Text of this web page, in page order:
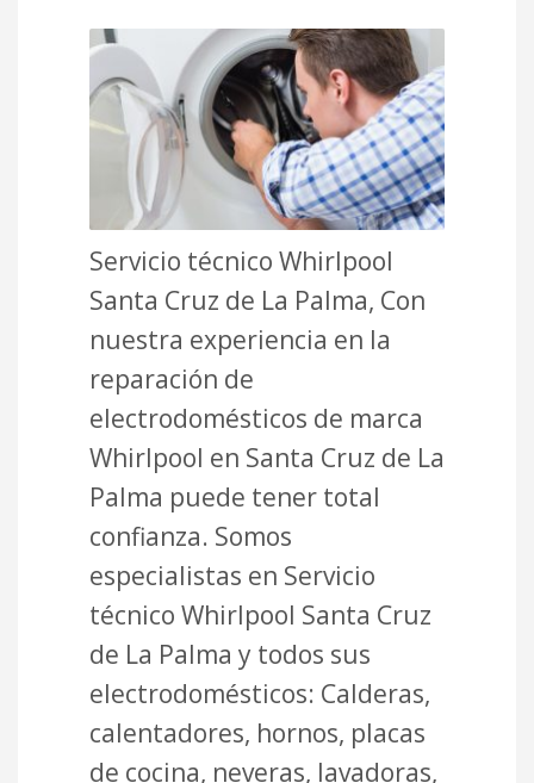
Servicio técnico Whirlpool
Santa Cruz de La Palma, Con
nuestra experiencia en la
reparación de
electrodomésticos de marca
Whirlpool en Santa Cruz de La
Palma puede tener total
confianza. Somos
especialistas en Servicio
técnico Whirlpool Santa Cruz
de La Palma y todos sus
electrodomésticos: Calderas,
calentadores, hornos, placas
de cocina, neveras, lavadoras,